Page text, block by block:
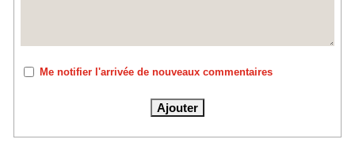
Me notifier l'arrivée de nouveaux commentaires